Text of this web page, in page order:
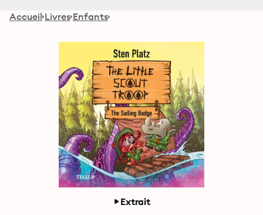
Accueil Livres Enfants
Extrait